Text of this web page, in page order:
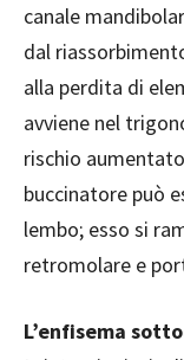
canale
dal
alla perdita di
avviene nel
rischio
buccinatore può
lembo; esso si
retromolare e
L’enfisema